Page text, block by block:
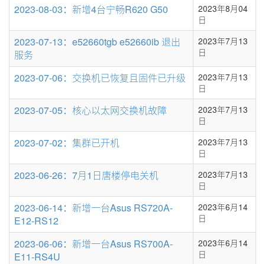
2023-08-03：新增4台宁畅R620 G50
2023年8月04
日
2023-07-13：e52660tgb e52660ib 退出
服务
2023年7月13
日
2023-07-06：交换机已恢复且固件已升级
2023年7月13
日
2023-07-05：核心以太网交换机故障
2023年7月13
日
2023-07-02：集群已开机
2023年7月13
日
2023-06-26：7月1日唐楼停电关机
2023年7月13
日
2023-06-14：新增一台Asus RS720A-
E12-RS12
2023年6月14
日
2023-06-06：新增一台Asus RS700A-
E11-RS4U
2023年6月14
日